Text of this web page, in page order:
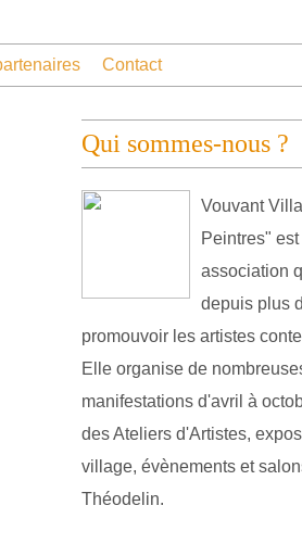
Contact
Qui sommes-nous ?
Vouvant
Peintres"
association
depuis plus
promouvoir les artistes
Elle organise de
manifestations d'avril à
des Ateliers d'Artistes,
village, évènements et
Théodelin.